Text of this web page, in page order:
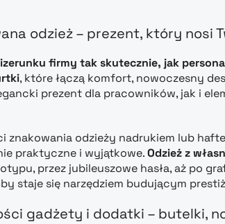
odzież – prezent, który nosi
firmy tak skutecznie, jak
, które łączą komfort, nowoczesny
prezent dla pracowników, jak i
znakowania odzieży nadrukiem lub
praktyczne i wyjątkowe.Odzież z
przez jubileuszowe hasła, aż po
staje się narzędziem budującym
gadżety i dodatki – butelki,